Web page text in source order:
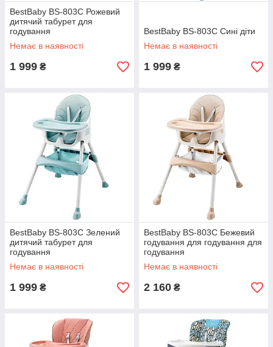
BestBaby BS-803C Рожевий
дитячий табурет для
годування
Немає в наявності
1 999 ₴
BestBaby BS-803C Сині діти
Немає в наявності
1 999 ₴
BestBaby BS-803C Зелений
дитячий табурет для
годування
Немає в наявності
1 999 ₴
BestBaby BS-803C Бежевий
годування для годування для
годування
Немає в наявності
2 160 ₴